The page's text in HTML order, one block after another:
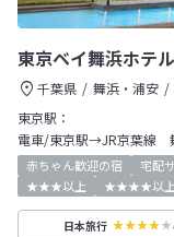
東京ベイ舞浜ホテ
千葉県 舞浜・浦安
東京駅：
電車/東京駅→JR京葉線
赤ちゃん歓迎の宿 宅配
★★★以上
★★★★以上
日本旅行